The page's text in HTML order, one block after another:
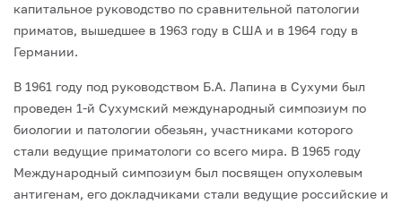
капитальное руководство по сравнитель­ной патологии
приматов, вышедшее в 1963 году в США и в 1964 году в
Германии.
В 1961 году под руководством Б.А. Лапина в Сухуми был
проведен 1-й Сухумский международный симпозиум по
биологии и патологии обезьян, участниками которого
стали ведущие приматологи со всего мира. В 1965 году
Международный симпозиум был посвящен опухолевым
антигенам, его докладчиками стали ведущие российские и